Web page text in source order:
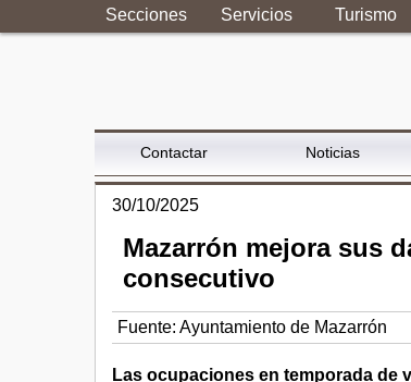
Secciones Servicios Turismo
Contactar Noticias
30/10/2025
Mazarrón mejora sus
consecutivo
Fuente: Ayuntamiento de Mazarrón
Las ocupaciones en temporada de